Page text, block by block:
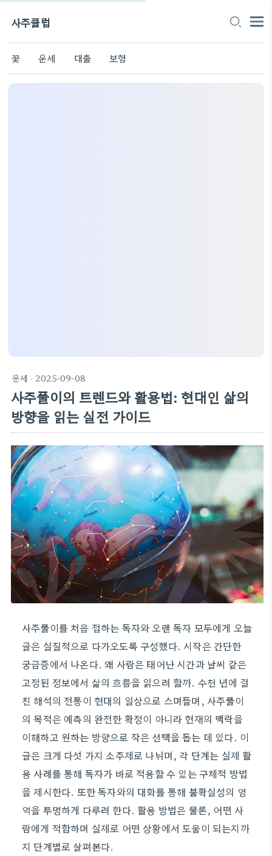
사주클럽
꽃 운세 대출 보험
운세 · 2025-09-08
사주풀이의 트렌드와 활용법: 현대인 삶의
방향을 읽는 실전 가이드
사주풀이를 처음 접하는 독자와 오랜 독자 모두에게 오늘
글은 실질적으로 다가오도록 구성했다. 시작은 간단한
궁금증에서 나온다. 왜 사람은 태어난 시간과 날씨 같은
고정된 정보에서 삶의 흐름을 읽으려 할까. 수천 년에 걸
친 해석의 전통이 현대의 일상으로 스며들며, 사주풀이
의 목적은 예측의 완전한 확정이 아니라 현재의 맥락을
이해하고 원하는 방향으로 작은 선택을 돕는 데 있다. 이
글은 크게 다섯 가지 소주제로 나뉘며, 각 단계는 실제 활
용 사례를 통해 독자가 바로 적용할 수 있는 구체적 방법
을 제시한다. 또한 독자와의 대화를 통해 불확실성의 영
역을 투명하게 다루려 한다. 활용 방법은 물론, 어떤 사
람에게 적합하며 실제로 어떤 상황에서 도움이 되는지까
지 단계별로 살펴본다.